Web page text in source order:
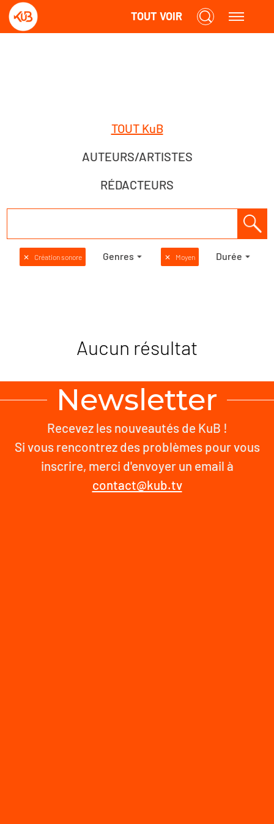
TOUT VOIR
TOUT KuB
AUTEURS/ARTISTES
RÉDACTEURS
✕ Création sonore Genres ✕ Moyen Durée
Aucun résultat
Newsletter
Recevez les nouveautés de KuB !
Si vous rencontrez des problèmes pour vous
inscrire, merci d'envoyer un email à
contact@kub.tv